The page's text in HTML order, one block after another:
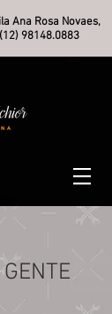
Ana Rosa Novaes,
(12) 98148.0883